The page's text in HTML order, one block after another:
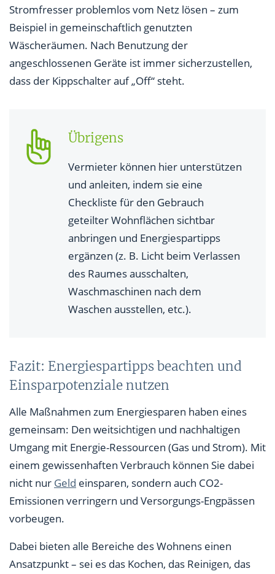
Stromfresser problemlos vom Netz lösen – zum
Beispiel in gemeinschaftlich genutzten
Wäscheräumen. Nach Benutzung der
angeschlossenen Geräte ist immer sicherzustellen,
dass der Kippschalter auf „Off“ steht.
Übrigens
Vermieter können hier unterstützen
und anleiten, indem sie eine
Checkliste für den Gebrauch
geteilter Wohnflächen sichtbar
anbringen und Energiespartipps
ergänzen (z. B. Licht beim Verlassen
des Raumes ausschalten,
Waschmaschinen nach dem
Waschen ausstellen, etc.).
Fazit: Energiespartipps beachten und
Einsparpotenziale nutzen
Alle Maßnahmen zum Energiesparen haben eines
gemeinsam: Den weitsichtigen und nachhaltigen
Umgang mit Energie-Ressourcen (Gas und Strom). Mit
einem gewissenhaften Verbrauch können Sie dabei
nicht nur Geld einsparen, sondern auch CO2-
Emissionen verringern und Versorgungs-Engpässen
vorbeugen.
Dabei bieten alle Bereiche des Wohnens einen
Ansatzpunkt – sei es das Kochen, das Reinigen, das